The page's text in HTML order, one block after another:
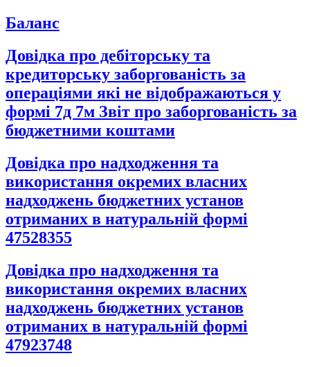
Баланс
Довідка про дебіторську та
кредиторську заборгованість за
операціями які не відображаються у
формі 7д 7м Звіт про заборгованість за
бюджетними коштами
Довідка про надходження та
використання окремих власних
надходжень бюджетних установ
отриманих в натуральній формі
47528355
Довідка про надходження та
використання окремих власних
надходжень бюджетних установ
отриманих в натуральній формі
47923748